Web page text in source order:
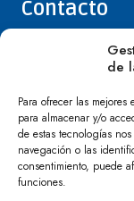
de
Para ofrecer las
para almacenar y/o
de estas tecnologías
navegación o las
consentimiento, puede
funciones.
Contacto
Teléfono
Villafranca